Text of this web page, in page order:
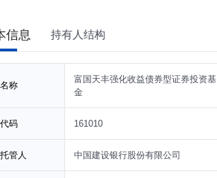
信息 持有人结构
称
富国天丰强化收益债券型证券投资基
金
码 161010
管人 中国建设银行股份有限公司